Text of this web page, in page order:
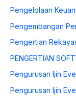
Pengelolaan
Pengembangan
Pengertian
PENGERTIAN
Pengurusan Ijin
Pengurusan Ijin